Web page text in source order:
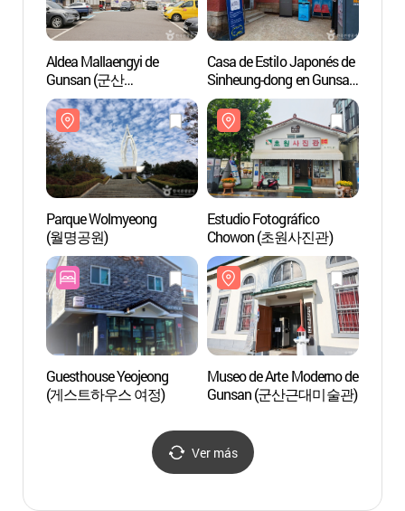
Aldea Mallaengyi de
Gunsan (군산
말랭이마을)
Casa de Estilo Japonés de
Sinheung-dong en Gunsan
(Casa Hirotsu) (군산
신흥동 일본식가옥
(히로쓰 가옥))
Parque Wolmyeong
(월명공원)
Estudio Fotográfico
Chowon (초원사진관)
Guesthouse Yeojeong
(게스트하우스 여정)
Museo de Arte Moderno de
Gunsan (군산근대미술관)
Ver más